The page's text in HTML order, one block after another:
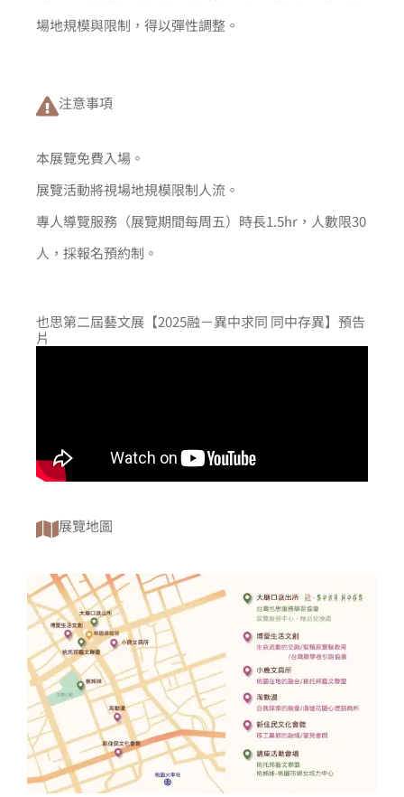
場地規模與限制，得以彈性調整。
注意事項
本展覽免費入場。
展覽活動將視場地規模限制人流。
專人導覽服務（展覽期間每周五）時長1.5hr，人數限30
人，採報名預約制。
也思第二屆藝文展【2025融－異中求同 同中存異】預告
片
展覽地圖